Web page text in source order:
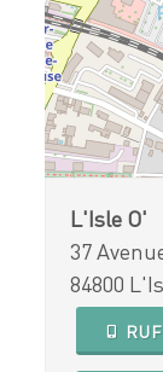
L'Isle O'
37
84800